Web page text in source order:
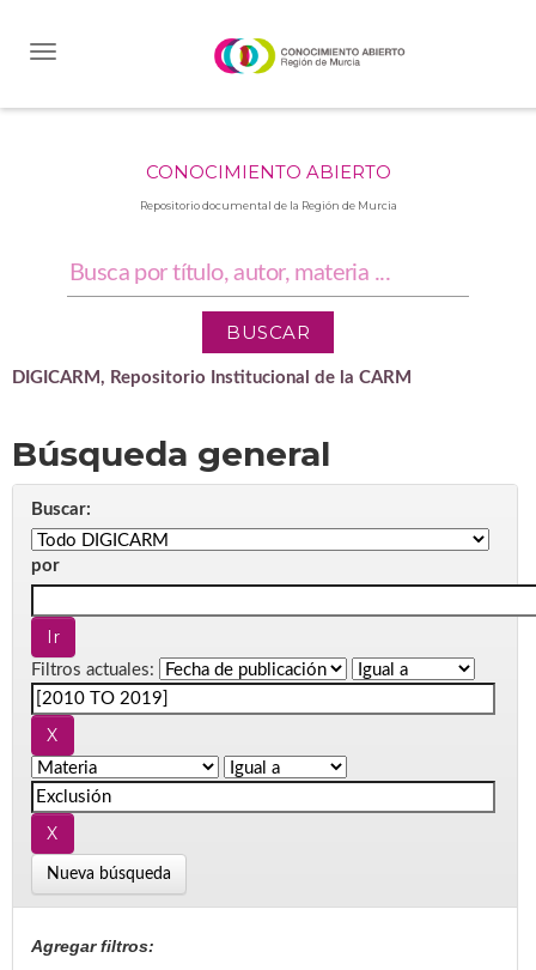
CONOCIMIENTO ABIERTO
Repositorio documental de la Región de Murcia
DIGICARM, Repositorio Institucional de la CARM
Búsqueda general
Buscar:
por
Filtros actuales:
Nueva búsqueda
Agregar filtros: